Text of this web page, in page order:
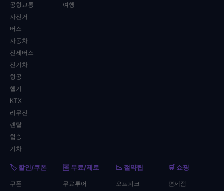
공항교통
자전거
버스
자동차
전세버스
전기차
항공
헬기
KTX
리무진
렌탈
합승
기차
여행
🏷️ 할인/쿠폰
쿠폰
🆓 무료/제로
무료투어
📉 절약팁
오프피크
🛒 쇼핑
면세점